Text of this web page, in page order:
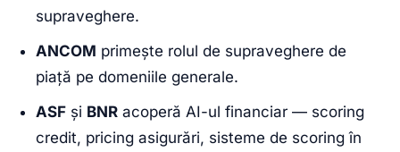
supraveghere.
ANCOM primește rolul de supraveghere de
piață pe domeniile generale.
ASF și BNR acoperă AI-ul financiar — scoring
credit, pricing asigurări, sisteme de scoring în